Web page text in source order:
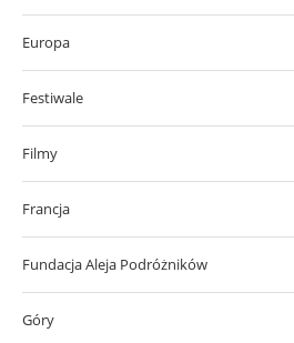
Europa
Festiwale
Filmy
Francja
Fundacja Aleja Podróżników
Góry